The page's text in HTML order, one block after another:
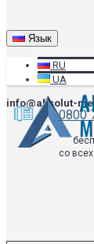
Язык
RU
UA
info@absolut-
0800
со